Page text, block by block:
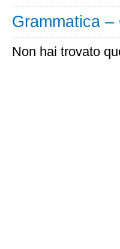
Grammatica –
Non hai trovato